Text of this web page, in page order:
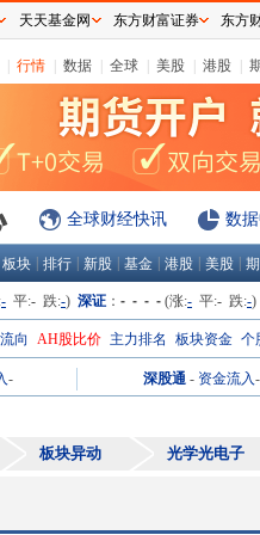
行情 数据 全球 美股 港股
全球财经快讯 数
板块 排行 新股 基金 港股 美股
- 平:- 跌:-) 深证 ： - - - - (涨:- 平:- 跌:-)
向 AH股比价 主力排名 板块资金 个
- 深股通 - 资金流入-
板块异动 光学光电子
天天基金网 东方财富证券 东方